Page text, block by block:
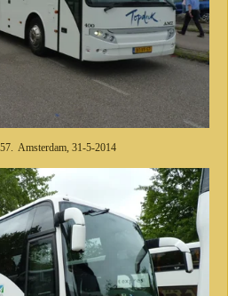
Amsterdam, 31-5-2014